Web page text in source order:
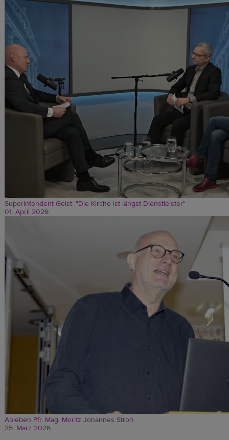
Superintendent Geist: "Die Kirche ist längst Dienstleister"
01. April 2026
Ableben Pfr. Mag. Moritz Johannes Stroh
25. März 2026